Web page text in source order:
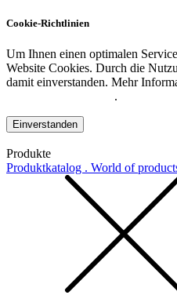
Cookie-Richtlinien
Um Ihnen einen optimalen
Website Cookies. Durch die
damit einverstanden. Mehr
.
Einverstanden
Produkte
Produktkatalog . World of